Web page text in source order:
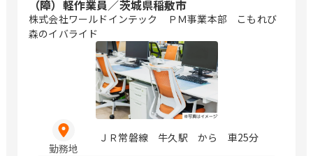
（障）軽作業員／茨城県稲敷市
株式会社ワールドインテック ＰＭ事業本部 こもれび
森のイバライド
勤務地
ＪＲ常磐線 牛久駅 から 車25分